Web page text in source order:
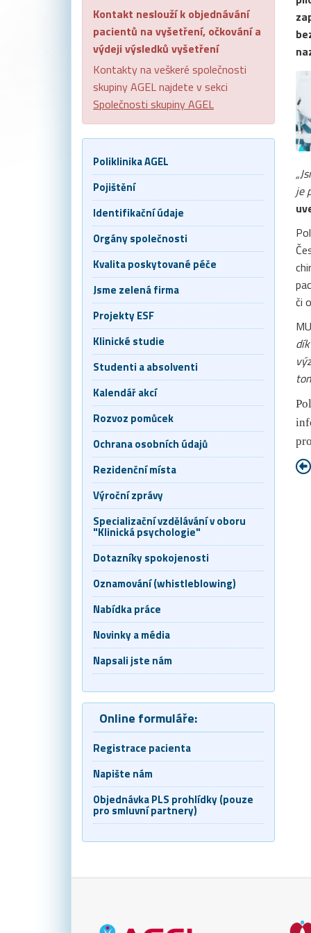
je
či
Kontakt neslouží k objednávání
pacientů na vyšetření, očkování a
výdeji výsledků vyšetření
Kontakty na veškeré společnosti
skupiny AGEL najdete v sekci
Společnosti skupiny AGEL
Poliklinika AGEL
Pojištění
Identifikační údaje
Orgány společnosti
Kvalita poskytované péče
Jsme zelená firma
Projekty ESF
Klinické studie
Studenti a absolventi
Kalendář akcí
Rozvoz pomůcek
Ochrana osobních údajů
Rezidenční místa
Výroční zprávy
Specializační vzdělávání v oboru
"Klinická psychologie"
Dotazníky spokojenosti
Oznamování (whistleblowing)
Nabídka práce
Novinky a média
Napsali jste nám
Online formuláře:
Registrace pacienta
Napište nám
Objednávka PLS prohlídky (pouze
pro smluvní partnery)